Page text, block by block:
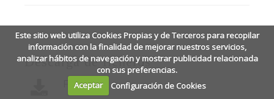
Descarga de ficheros
Folleto
Este sitio web utiliza Cookies Propias y de Terceros para recopilar
información con la finalidad de mejorar nuestros servicios,
analizar hábitos de navegación y mostrar publicidad relacionada
con sus preferencias.
Aceptar
Configuración de Cookies